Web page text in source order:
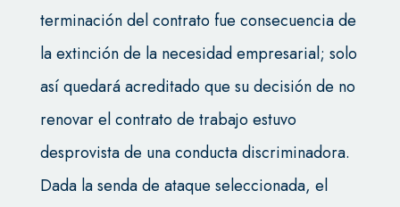
terminación del contrato fue consecuencia de
la extinción de la necesidad empresarial; solo
así quedará acreditado que su decisión de no
renovar el contrato de trabajo estuvo
desprovista de una conducta discriminadora.
Dada la senda de ataque seleccionada, el